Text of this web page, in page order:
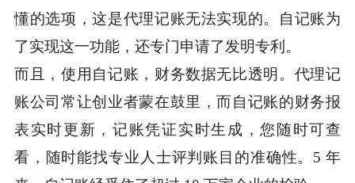
懂的选项，这是代理记账无法实现的。自记账为
了实现这一功能，还专门申请了发明专利。
而且，使用自记账，财务数据无比透明。代理记
账公司常让创业者蒙在鼓里，而自记账的财务报
表实时更新，记账凭证实时生成，您随时可查
看，随时能找专业人士评判账目的准确性。5 年